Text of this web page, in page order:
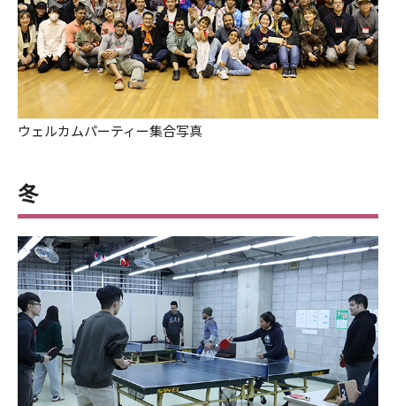
ウェルカムパーティー集合写真
冬